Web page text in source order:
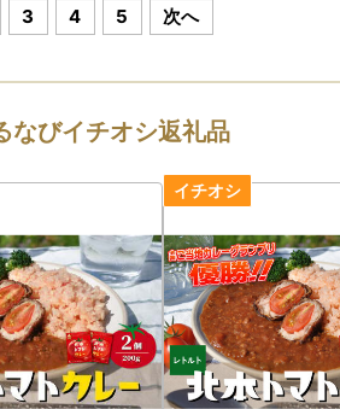
公室）
3 4 5 次へ
なびイチオシ返礼品